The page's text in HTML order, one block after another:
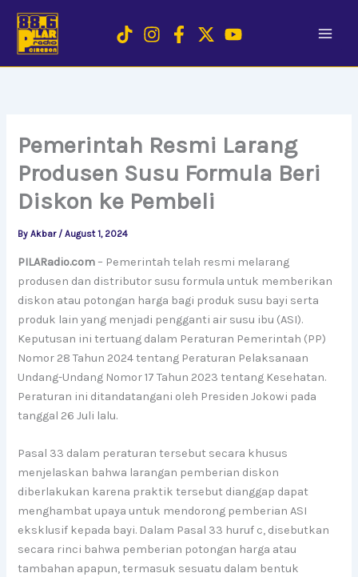
content
Pemerintah Resmi Larang
Produsen Susu Formula Beri
Diskon ke Pembeli
ByAkbar /August 1, 2024
PILARadio.com– Pemerintah telah resmi melarang
produsen dan distributor susu formula untuk memberikan
diskon atau potongan harga bagi produk susu bayi serta
produk lain yang menjadi pengganti air susu ibu (ASI).
Keputusan ini tertuang dalam Peraturan Pemerintah (PP)
Nomor 28 Tahun 2024 tentang Peraturan Pelaksanaan
Undang-Undang Nomor 17 Tahun 2023 tentang Kesehatan.
Peraturan ini ditandatangani oleh Presiden Jokowi pada
tanggal 26 Juli lalu.
Pasal 33 dalam peraturan tersebut secara khusus
menjelaskan bahwa larangan pemberian diskon
diberlakukan karena praktik tersebut dianggap dapat
menghambat upaya untuk mendorong pemberian ASI
eksklusif kepada bayi. Dalam Pasal 33 huruf c, disebutkan
secara rinci bahwa pemberian potongan harga atau
tambahan apapun, termasuk sesuatu dalam bentuk